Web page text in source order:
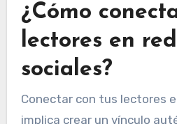
¿Cómo
lectores en
sociales?
Conectar con tus lectores
implica crear un vínculo